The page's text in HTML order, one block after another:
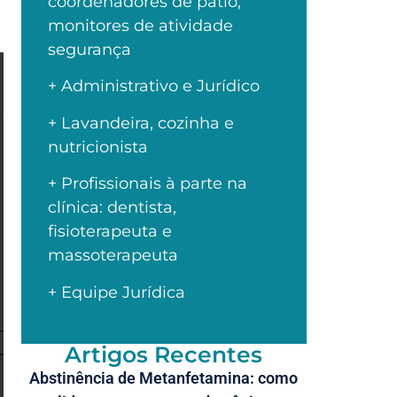
monitores de atividade
segurança
+ Administrativo e Jurídico
+ Lavandeira, cozinha e
nutricionista
+ Profissionais à parte na
clínica: dentista,
fisioterapeuta e
massoterapeuta
+ Equipe Jurídica
Artigos Recentes
Abstinência de Metanfetamina: como